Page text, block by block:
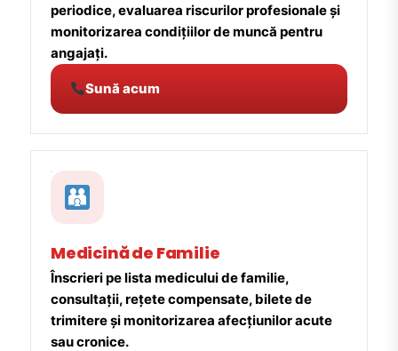
periodice, evaluarea riscurilor profesionale și
monitorizarea condițiilor de muncă pentru
angajați.
Sună acum
Medicină de Familie
Înscrieri pe lista medicului de familie,
consultații, rețete compensate, bilete de
trimitere și monitorizarea afecțiunilor acute
sau cronice.